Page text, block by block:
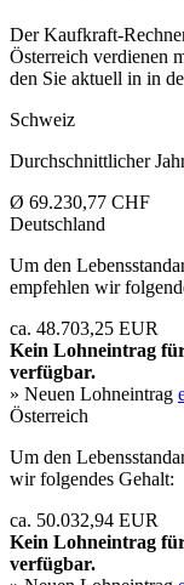
Der Kaufkraft-
Österreich verdienen
den Sie aktuell in in
Schweiz
Durchschnittlicher
Ø 69.230,77 CHF
Deutschland
Um den
empfehlen wir
ca. 48.703,25 EUR
Kein Lohneintrag
verfügbar.
» Neuen Lohneintrag
Österreich
Um den
wir folgendes Gehalt:
ca. 50.032,94 EUR
Kein Lohneintrag
verfügbar.